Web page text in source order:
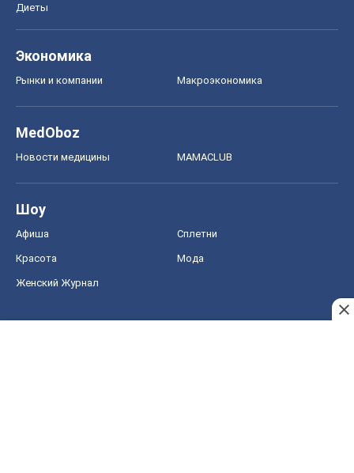
Диеты
Экономика
Рынки и компании Mакроэкономика
MedOboz
Новости медицины MAMACLUB
Шоу
Афиша Сплетни
Красота Мода
Женский Журнал